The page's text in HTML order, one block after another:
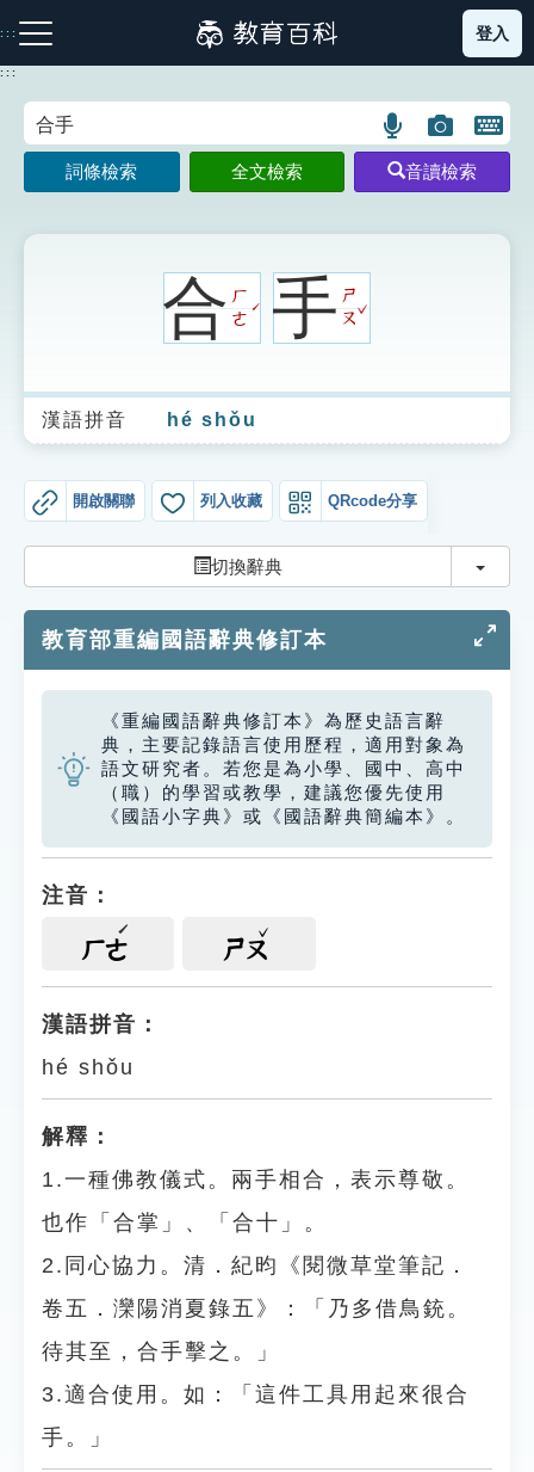
到
主
:::
注音索引圖示 筆畫索引圖示 部首索引表圖示
生字詞彙表
成語故事
索引選單
單字索引
生命大百科索引
遊戲專區
教學應用
貓頭鷹博士
登入
:::
語
言
搜
圖
片
搜
開
鍵
圖
詞條檢索 全文檢索 音讀檢索
合ㄏ
ㄜ
ˊ 手ㄕ
ㄡ
ˇ
漢語拼音 hé shǒu
開啟關聯 列入收藏 QRcode分享
切換辭典 切換
教育部重編國語辭典修訂本
《重編國語辭典修訂本》為歷史語言辭
典，主要記錄語言使用歷程，適用對象為
語文研究者。若您是為小學、國中、高中
（職）的學習或教學，建議您優先使用
《國語小字典》或《國語辭典簡編本》。
注音：
ㄏㄜ ㄕㄡ
漢語拼音：
hé shǒu
解釋：
1.一種佛教儀式。兩手相合，表示尊敬。
也作「合掌」、「合十」。
2.同心協力。清．紀昀《閱微草堂筆記．
卷五．灤陽消夏錄五》：「乃多借鳥銃。
待其至，合手擊之。」
3.適合使用。如：「這件工具用起來很合
手。」